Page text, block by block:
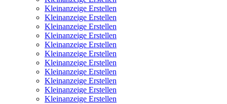
Kleinanzeige Erstellen
Kleinanzeige Erstellen
Kleinanzeige Erstellen
Kleinanzeige Erstellen
Kleinanzeige Erstellen
Kleinanzeige Erstellen
Kleinanzeige Erstellen
Kleinanzeige Erstellen
Kleinanzeige Erstellen
Kleinanzeige Erstellen
Kleinanzeige Erstellen